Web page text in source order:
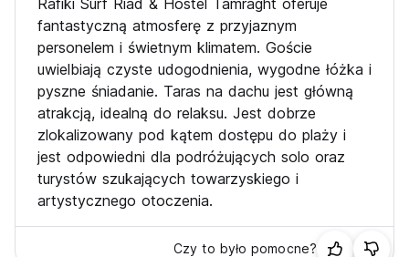
- Palenie dozwolone jest wyłącznie na tarasie na dachu i w
ogrodzie. Palenie w zamkniętych pomieszczeniach lub
sypialniach jest surowo zabronione.
- Na terenie obiektu obowiązuje całkowity zakaz
spożywania alkoholu.
- Godziny ciszy w dni powszednie rozpoczynają się o 21:30
i 23:00 w weekendy. (Auto-translated from original
language)
Rafiki Surf Riad & Hostel Tamraght oferuje
fantastyczną atmosferę z przyjaznym
personelem i świetnym klimatem. Goście
uwielbiają czyste udogodnienia, wygodne łóżka i
pyszne śniadanie. Taras na dachu jest główną
atrakcją, idealną do relaksu. Jest dobrze
zlokalizowany pod kątem dostępu do plaży i
jest odpowiedni dla podróżujących solo oraz
turystów szukających towarzyskiego i
artystycznego otoczenia.
Czy to było pomocne?